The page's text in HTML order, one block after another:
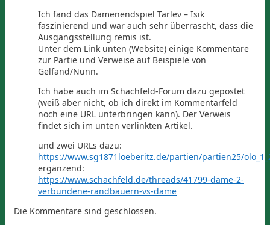
Ich fand das Damenendspiel Tarlev – Isik
faszinierend und war auch sehr überrascht, dass die
Ausgangsstellung remis ist.
Unter dem Link unten (Website) einige Kommentare
zur Partie und Verweise auf Beispiele von
Gelfand/Nunn.
Ich habe auch im Schachfeld-Forum dazu gepostet
(weiß aber nicht, ob ich direkt im Kommentarfeld
noch eine URL unterbringen kann). Der Verweis
findet sich im unten verlinkten Artikel.
und zwei URLs dazu:
https://www.sg1871loeberitz.de/partien/partien25/
ergänzend:
https://www.schachfeld.de/threads/41799-dame-2-
verbundene-randbauern-vs-dame
Die Kommentare sind geschlossen.